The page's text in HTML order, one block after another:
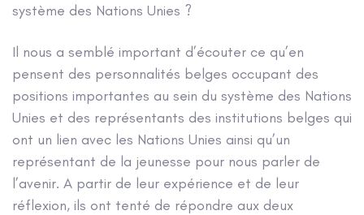
système des Nations Unies ?
Il nous a semblé important d’écouter ce qu’en
pensent des personnalités belges occupant des
positions importantes au sein du système des Nations
Unies et des représentants des institutions belges qui
ont un lien avec les Nations Unies ainsi qu’un
représentant de la jeunesse pour nous parler de
l’avenir. A partir de leur expérience et de leur
réflexion, ils ont tenté de répondre aux deux